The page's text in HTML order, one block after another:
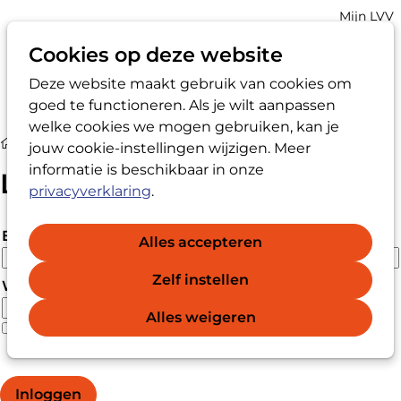
Cookies op deze website
Deze website maakt gebruik van cookies om
goed te functioneren. Als je wilt aanpassen
welke cookies we mogen gebruiken, kan je
jouw cookie-instellingen wijzigen. Meer
informatie is beschikbaar in onze
privacyverklaring.
Alles accepteren
Zelf instellen
Alles weigeren
Zoek
Account
Mijn LVV
Login
Login
E-mailadres
Wachtwoord
Wachtwoord weergeven
Wachtwoord vergeten?
Inloggen